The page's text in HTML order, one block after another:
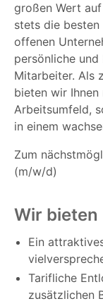
großen Wert
stets die besten
offenen
persönliche
Mitarbeiter. Als
bieten wir Ihnen
Arbeitsumfeld,
in einem
Zum
(m/w/d)
Wir bieten
Ein
Tarifliche
zusätzlichen